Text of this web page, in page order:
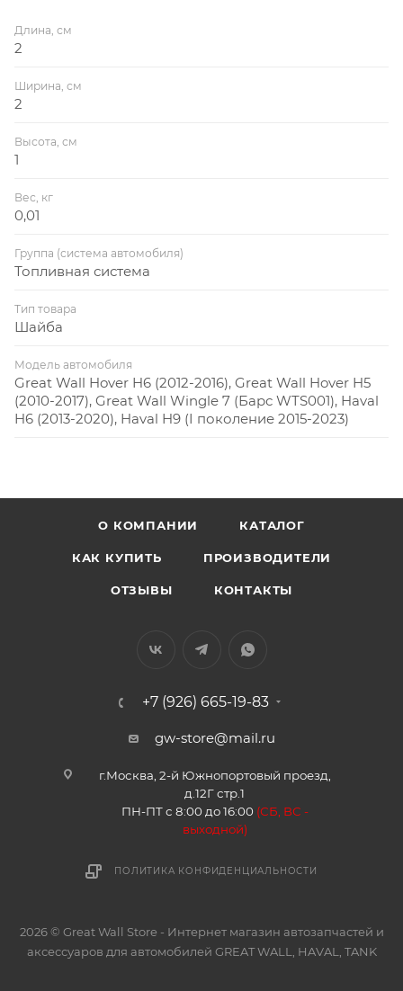
Длина, см
2
Ширина, см
2
Высота, см
1
Вес, кг
0,01
Группа (система автомобиля)
Топливная система
Тип товара
Шайба
Модель автомобиля
Great Wall Hover H6 (2012-2016), Great Wall Hover H5
(2010-2017), Great Wall Wingle 7 (Барс WTS001), Haval
H6 (2013-2020), Haval H9 (I поколение 2015-2023)
О КОМПАНИИ КАТАЛОГ
КАК КУПИТЬ ПРОИЗВОДИТЕЛИ
ОТЗЫВЫ КОНТАКТЫ
+7 (926) 665-19-83
gw-store@mail.ru
г.Москва, 2-й Южнопортовый проезд,
д.12Г стр.1
ПН-ПТ с 8:00 до 16:00 (СБ, ВС -
выходной)
ПОЛИТИКА КОНФИДЕНЦИАЛЬНОСТИ
2026 © Great Wall Store - Интернет магазин автозапчастей и
аксессуаров для автомобилей GREAT WALL, HAVAL, TANK